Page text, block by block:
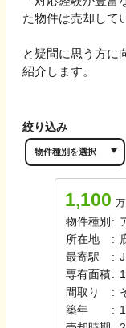
た物件は売却して
と疑問に思う方に
紹介します。
絞り込み
1,100
物件種別 :
所在地
:
最寄駅
:
専有面積:
間取り
:
築年
: